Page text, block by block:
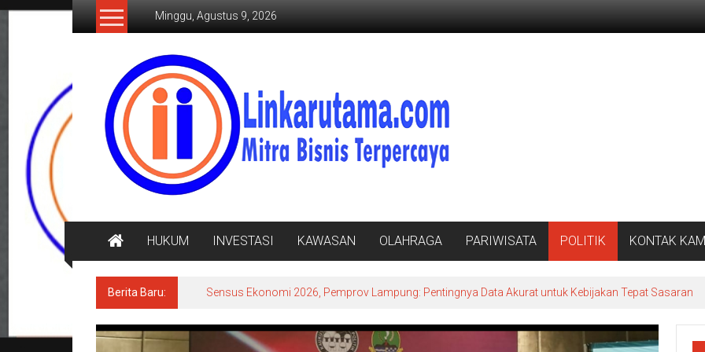
Lompat
Minggu, Agustus 9, 2026
LINKARUTAMA.COM
Mitra
Bisnis
Terpercaya
HUKUM INVESTASI KAWASAN OLAHRAGA PARIWISATA POLITIK KONTAK
Berita Baru: Sensus Ekonomi 2026, Pemprov Lampung: Pentingnya Data Akurat untuk Kebijakan Tepat Sasaran